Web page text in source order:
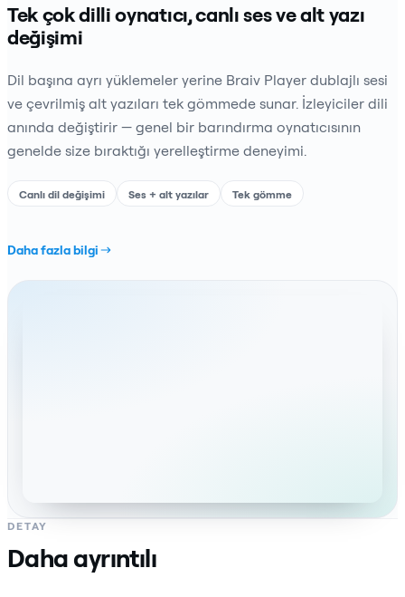
Tek çok dilli oynatıcı, canlı ses ve alt yazı
değişimi
Dil başına ayrı yüklemeler yerine Braiv Player dublajlı sesi
ve çevrilmiş alt yazıları tek gömmede sunar. İzleyiciler dili
anında değiştirir — genel bir barındırma oynatıcısının
genelde size bıraktığı yerelleştirme deneyimi.
Canlı dil değişimi Ses + alt yazılar Tek gömme
Daha fazla bilgi
DETAY
Daha ayrıntılı